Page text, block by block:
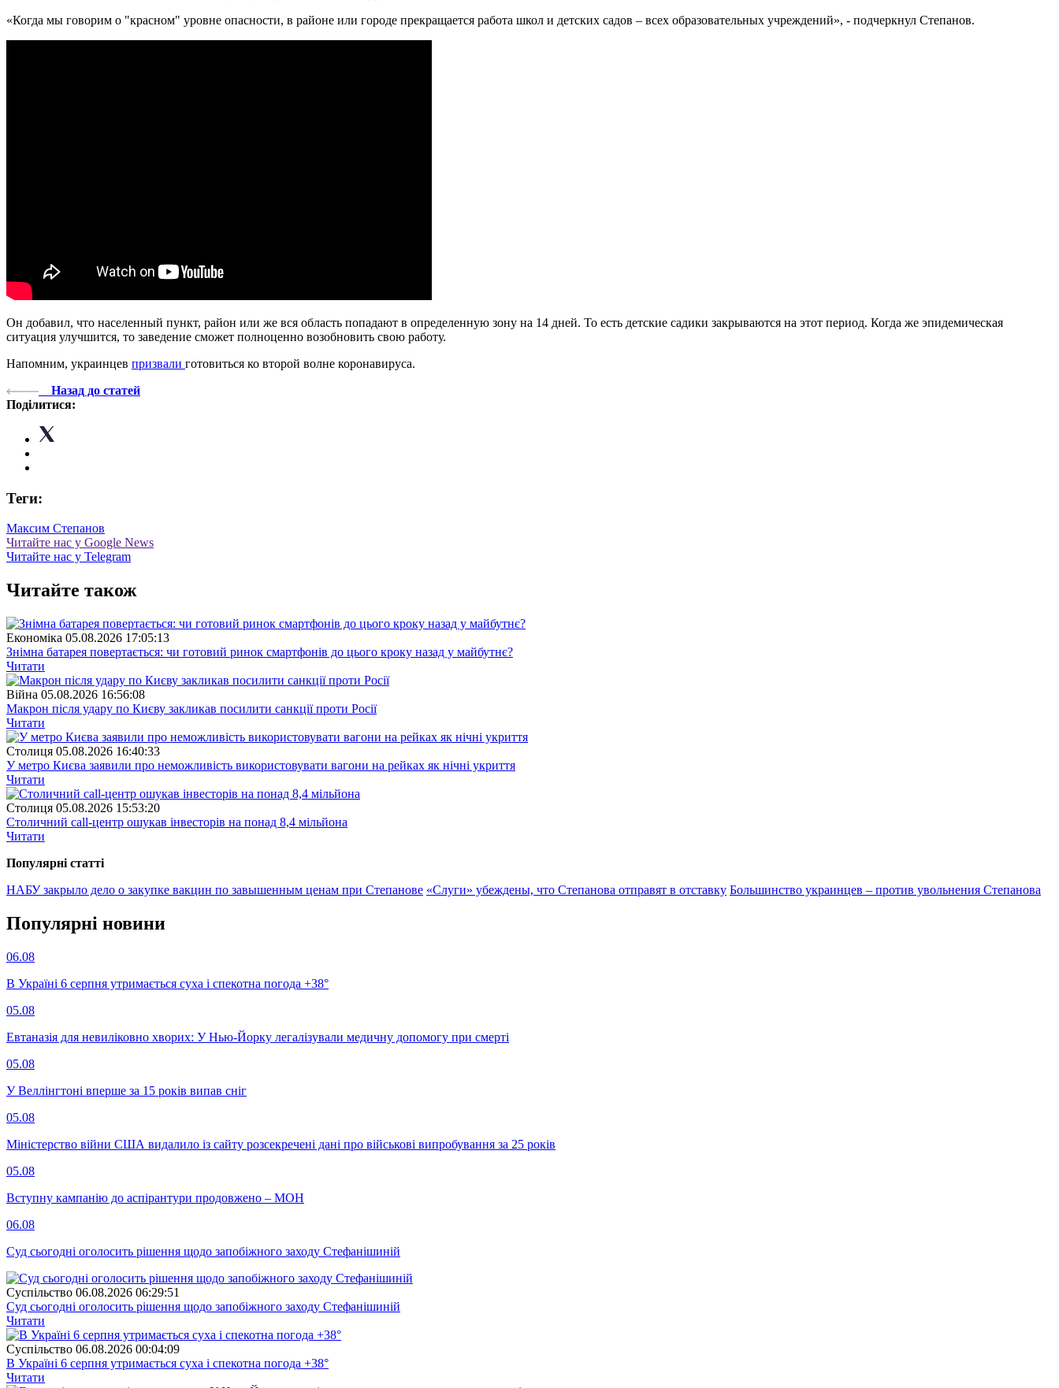
«Когда мы говорим о "красном" уровне опасности, в районе или городе прекращается работа школ и детских садов – всех образовательных учреждений», - подчеркнул Степанов.
Он добавил, что населенный пункт, район или же вся область попадают в определенную зону на 14 дней. То есть детские садики закрываются на этот период. Когда же эпидемическая
ситуация улучшится, то заведение сможет полноценно возобновить свою работу.
Напомним, украинцев призвали готовиться ко второй волне коронавируса.
Назад до статей
Поділитися:
Теги:
Максим Степанов
Читайте нас у Google News
Читайте нас у Telegram
Читайте також
Економіка 05.08.2026 17:05:13
Знімна батарея повертається: чи готовий ринок смартфонів до цього кроку назад у майбутнє?
Читати
Війна 05.08.2026 16:56:08
Макрон після удару по Києву закликав посилити санкції проти Росії
Читати
Столиця 05.08.2026 16:40:33
У метро Києва заявили про неможливість використовувати вагони на рейках як нічні укриття
Читати
Столиця 05.08.2026 15:53:20
Столичний call-центр ошукав інвесторів на понад 8,4 мільйона
Читати
Популярнi статтi
НАБУ закрыло дело о закупке вакцин по завышенным ценам при Степанове «Слуги» убеждены, что Степанова отправят в отставку Большинство украинцев – против увольнения Степанова
Популярнi новини
06.08
В Україні 6 серпня утримається суха і спекотна погода +38°
05.08
Евтаназія для невиліковно хворих: У Нью-Йорку легалізували медичну допомогу при смерті
05.08
У Веллінгтоні вперше за 15 років випав сніг
05.08
Міністерство війни США видалило із сайту розсекречені дані про військові випробування за 25 років
05.08
Вступну кампанію до аспірантури продовжено – МОН
06.08
Суд сьогодні оголосить рішення щодо запобіжного заходу Стефанішиній
Суспiльство 06.08.2026 06:29:51
Суд сьогодні оголосить рішення щодо запобіжного заходу Стефанішиній
Читати
Суспiльство 06.08.2026 00:04:09
В Україні 6 серпня утримається суха і спекотна погода +38°
Читати